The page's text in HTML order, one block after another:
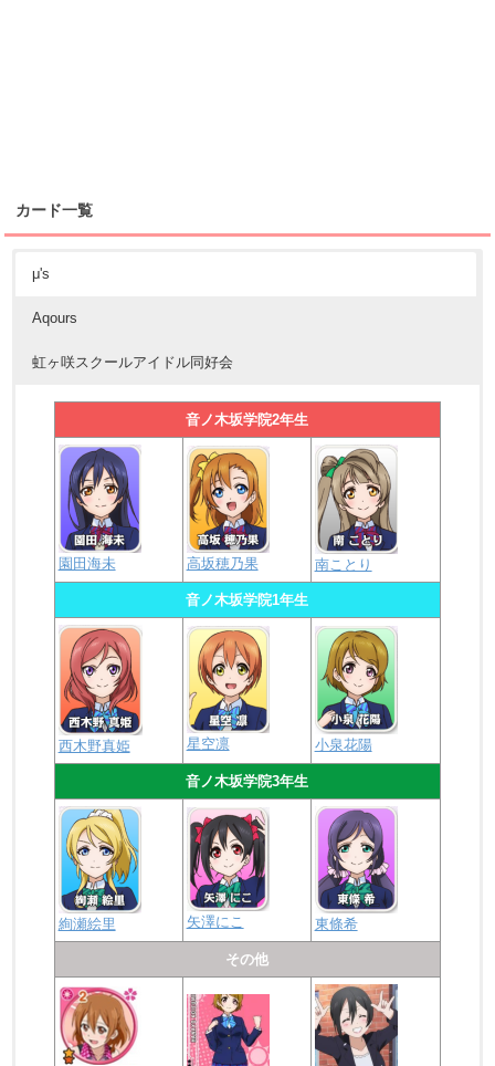
カード一覧
μ's
Aqours
虹ヶ咲スクールアイドル同好会
音ノ木坂学院2年生
園田海未 高坂穂乃果 南ことり
音ノ木坂学院1年生
西木野真姫 星空凛 小泉花陽
音ノ木坂学院3年生
絢瀬絵里 矢澤にこ 東條希
その他